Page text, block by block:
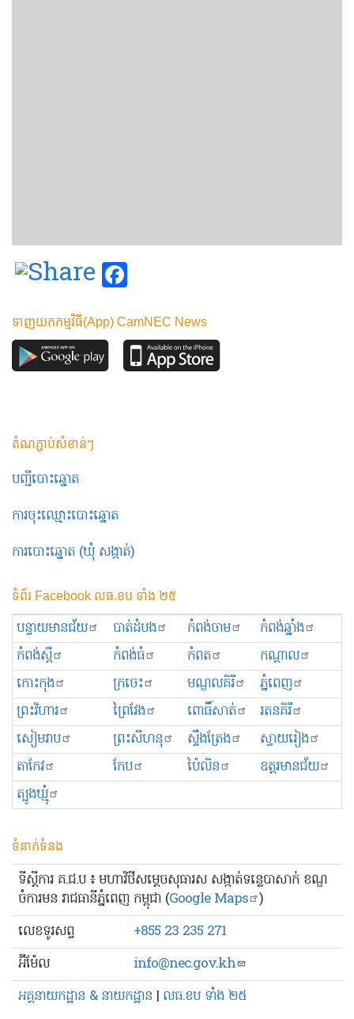
ទាញយកកម្មវិធី(App) CamNEC News
តំណភ្ជាប់សំខាន់ៗ
បញ្ជីបោះឆ្នោត
ការចុះឈ្មោះបោះឆ្នោត
ការបោះឆ្នោត (ឃុំ សង្កាត់)
ទំព័រ Facebook លធ.ខប ទាំង ២៥
បន្ទាយមានជ័យ បាត់ដំបង កំពង់ចាម
កំពង់ឆ្នាំង
កំពង់ស្ពឺ
កំពង់ធំ កំពត
កណ្ដាល
កោះកុង
ក្រចេះ មណ្ឌលគិរី
ភ្នំពេញ
ព្រះ​វិហារ
ព្រៃវែង ពោធិ៍សាត់
រតនគិរី
សៀមរាប
ព្រះសីហនុ ស្ទឹងត្រែង
ស្វាយរៀង
តាកែវ
កែប ប៉ៃលិន
ឧត្ដរមានជ័យ
ត្បូងឃ្មុំ
ទំនាក់ទំនង
ទីស្ដីការ គ.ជ.ប ៖ មហាវិថីសម្ដេចសុធារស សង្កាត់ទន្លេបាសាក់ ខណ្ឌ
ចំការមន រាជធានីភ្នំពេញ កម្ពុជា (Google Maps )
លេខ​ទូរសព្ទ
+855 23 235 271
អ៊ីម៉ែល
info@nec.gov.kh
អគ្គនាយកដ្ឋាន & នាយកដ្ឋាន | លធ.ខប ទាំង ២៥